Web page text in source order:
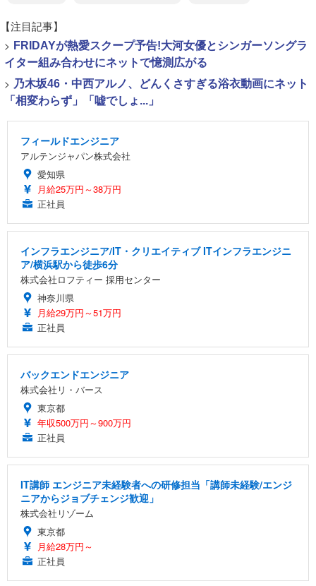
【注目記事】
> FRIDAYが熱愛スクープ予告!大河女優とシンガーソングラ
イター組み合わせにネットで憶測広がる
> 乃木坂46・中西アルノ、どんくさすぎる浴衣動画にネット
「相変わらず」「嘘でしょ...」
フィールドエンジニア
アルテンジャパン株式会社
愛知県
月給25万円～38万円
正社員
インフラエンジニア/IT・クリエイティブ ITインフラエンジニ
ア/横浜駅から徒歩6分
株式会社ロフティー 採用センター
神奈川県
月給29万円～51万円
正社員
バックエンドエンジニア
株式会社リ・バース
東京都
年収500万円～900万円
正社員
IT講師 エンジニア未経験者への研修担当「講師未経験/エンジ
ニアからジョブチェンジ歓迎」
株式会社リゾーム
東京都
月給28万円～
正社員